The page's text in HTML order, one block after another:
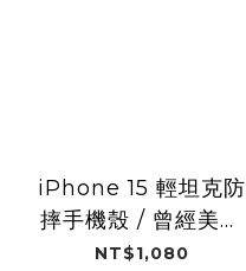
iPhone 15 輕坦克防
摔手機殼 / 曾經美麗
(糖姆姆)
NT$1,080